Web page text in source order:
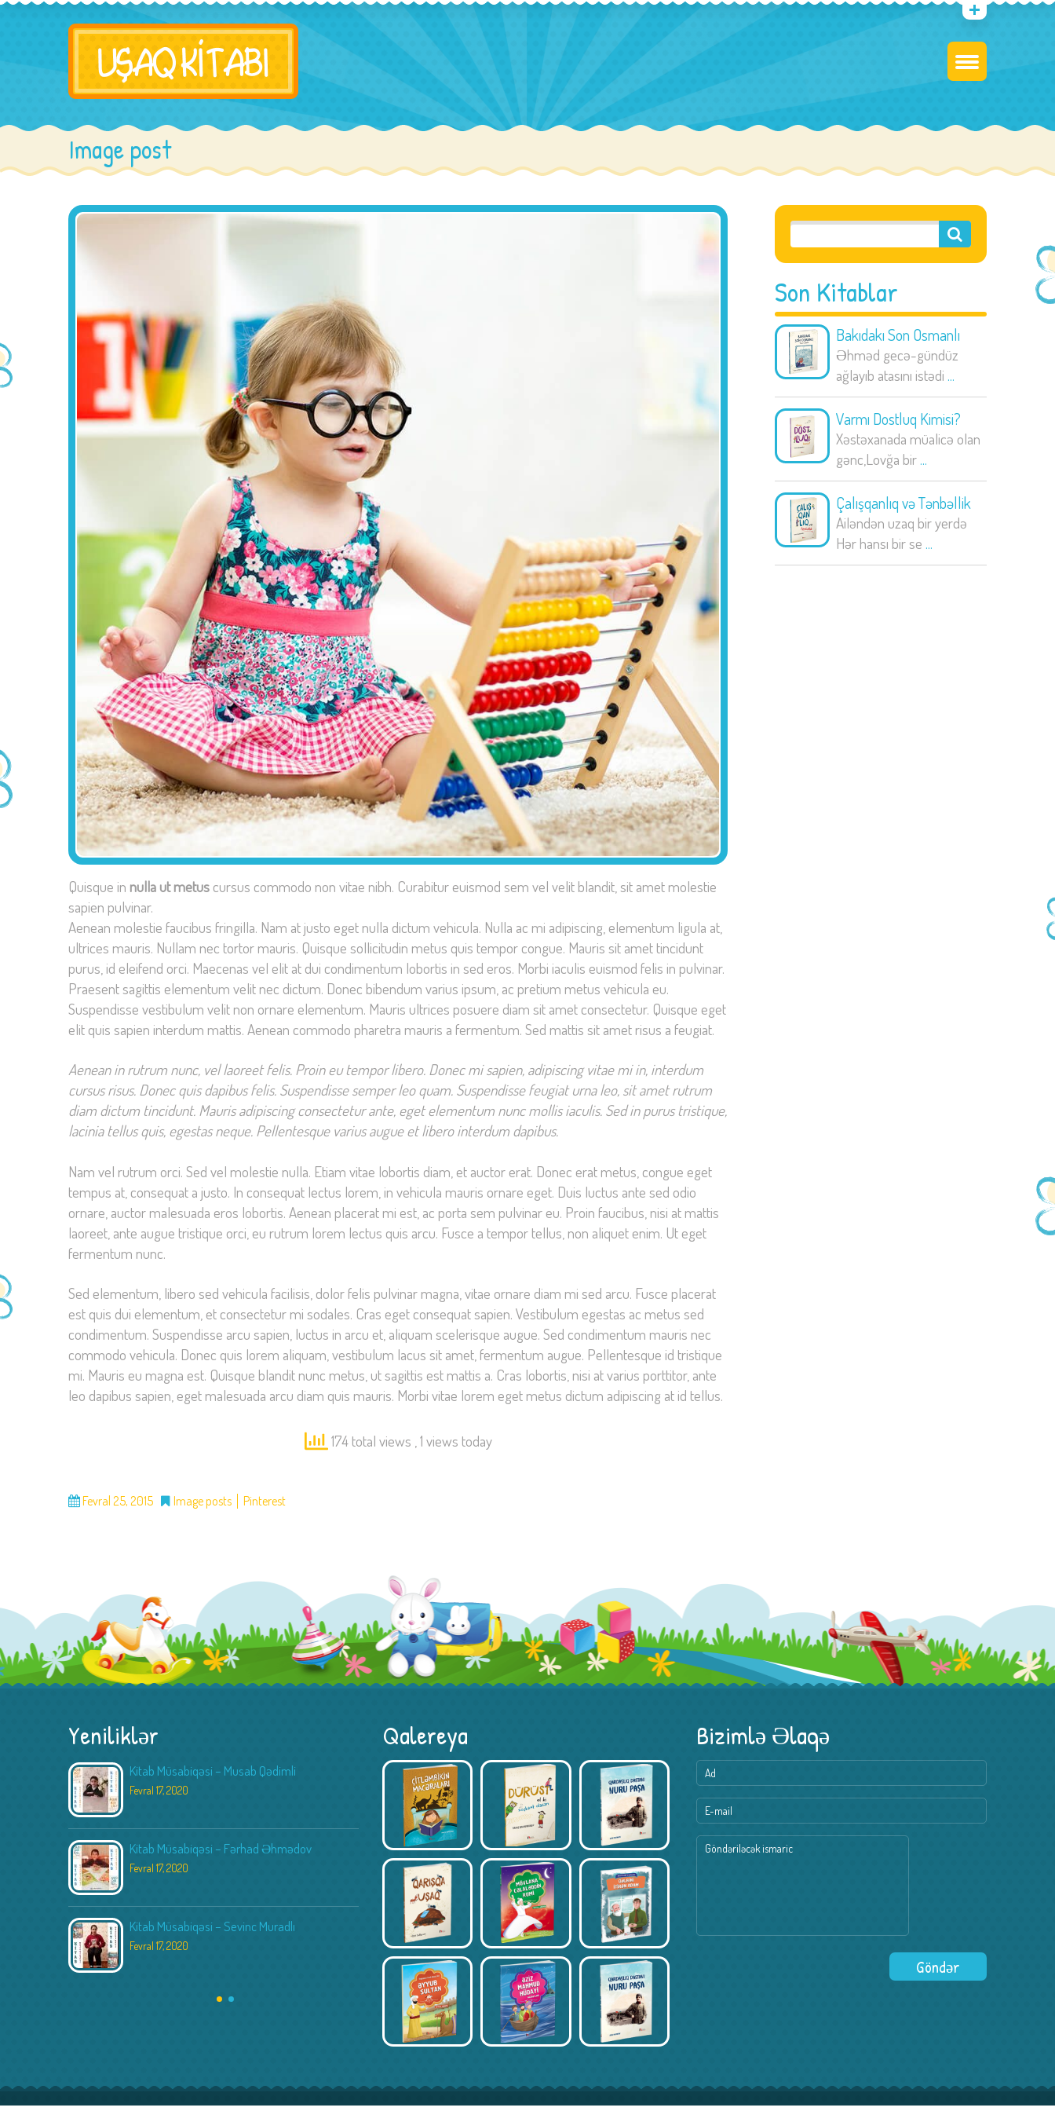
Image post
Son Kitablar
Bakıdakı Son Osmanlı
Əhməd gecə-gündüz
ağlayıb atasını istədi ...
Varmı Dostluq Kimisi?
Xəstəxanada müalicə olan
gənc,Lovğa bir ...
Çalışqanlıq və Tənbəllik
Ailəndən uzaq bir yerdə
Hər hansı bir se ...
Quisque in nulla ut metus cursus commodo non vitae nibh. Curabitur euismod sem vel velit blandit, sit amet molestie
sapien pulvinar.
Aenean molestie faucibus fringilla. Nam at justo eget nulla dictum vehicula. Nulla ac mi adipiscing, elementum ligula at,
ultrices mauris. Nullam nec tortor mauris. Quisque sollicitudin metus quis tempor congue. Mauris sit amet tincidunt
purus, id eleifend orci. Maecenas vel elit at dui condimentum lobortis in sed eros. Morbi iaculis euismod felis in pulvinar.
Praesent sagittis elementum velit nec dictum. Donec bibendum varius ipsum, ac pretium metus vehicula eu.
Suspendisse vestibulum velit non ornare elementum. Mauris ultrices posuere diam sit amet consectetur. Quisque eget
elit quis sapien interdum mattis. Aenean commodo pharetra mauris a fermentum. Sed mattis sit amet risus a feugiat.
Aenean in rutrum nunc, vel laoreet felis. Proin eu tempor libero. Donec mi sapien, adipiscing vitae mi in, interdum
cursus risus. Donec quis dapibus felis. Suspendisse semper leo quam. Suspendisse feugiat urna leo, sit amet rutrum
diam dictum tincidunt. Mauris adipiscing consectetur ante, eget elementum nunc mollis iaculis. Sed in purus tristique,
lacinia tellus quis, egestas neque. Pellentesque varius augue et libero interdum dapibus.
Nam vel rutrum orci. Sed vel molestie nulla. Etiam vitae lobortis diam, et auctor erat. Donec erat metus, congue eget
tempus at, consequat a justo. In consequat lectus lorem, in vehicula mauris ornare eget. Duis luctus ante sed odio
ornare, auctor malesuada eros lobortis. Aenean placerat mi est, ac porta sem pulvinar eu. Proin faucibus, nisi at mattis
laoreet, ante augue tristique orci, eu rutrum lorem lectus quis arcu. Fusce a tempor tellus, non aliquet enim. Ut eget
fermentum nunc.
Sed elementum, libero sed vehicula facilisis, dolor felis pulvinar magna, vitae ornare diam mi sed arcu. Fusce placerat
est quis dui elementum, et consectetur mi sodales. Cras eget consequat sapien. Vestibulum egestas ac metus sed
condimentum. Suspendisse arcu sapien, luctus in arcu et, aliquam scelerisque augue. Sed condimentum mauris nec
commodo vehicula. Donec quis lorem aliquam, vestibulum lacus sit amet, fermentum augue. Pellentesque id tristique
mi. Mauris eu magna est. Quisque blandit nunc metus, ut sagittis est mattis a. Cras lobortis, nisi at varius porttitor, ante
leo dapibus sapien, eget malesuada arcu diam quis mauris. Morbi vitae lorem eget metus dictum adipiscing at id tellus.
174 total views , 1 views today
Fevral 25, 2015 Image posts Pinterest
Yeniliklər
Kitab Müsabiqəsi – Musab Qədimli
Fevral 17, 2020
Kitab Müsabiqəsi – Fərhad Əhmədov
Fevral 17, 2020
Kitab Müsabiqəsi – Sevinc Muradlı
Fevral 17, 2020
Kitab Müsabiqəsi – Xədicə Hacıyeva
Fevral 17, 2020
Kitab Müsabiqəsi – Əli İsmayılov
Fevral 17, 2020
Kitab Müsabiqəsi – İncinur Əliyeva
Fevral 17, 2020
Qalereya Bizimlə Əlaqə